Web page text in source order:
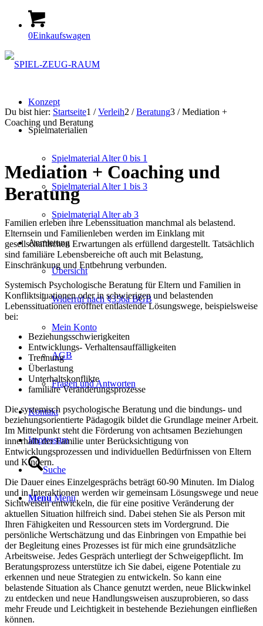
0Einkaufswagen
Konzept
Spielmaterialien
Spielmaterial Alter 0 bis 1
Spielmaterial Alter 1 bis 3
Spielmaterial Alter ab 3
Anmietung
Übersicht
Widerruf nach §356a BGB
Mein Konto
AGB
Fragen und Antworten
Kontakt
Impressum
Suche
Menü Menü
Du bist hier: Startseite1 / Verleih2 / Beratung3 / Mediation +
Coaching und Beratung
Mediation + Coaching und
Beratung
Familien erleben ihre Lebenssituation manchmal als belastend.
Elternsein und Familienleben werden im Einklang mit
gesellschaftlichen Erwartungen als erfüllend dargestellt. Tatsächlich
sind familiäre Lebensbereiche oft auch mit Belastung,
Einschränkung und Entbehrung verbunden.
Systemisch Psychologische Beratung für Eltern und Familien in
Konfliktsituationen oder in schwierigen und belastenden
Lebenssituationen eröffnet entlastende Lösungswege, beispielsweise
bei:
Beziehungsschwierigkeiten
Entwicklungs- Verhaltensauffälligkeiten
Trennung
Überlastung
Unterhaltskonflikte
familiäre Veränderungsprozesse
Die systemisch psychologische Beratung und die bindungs- und
beziehungsorientierte Pädagogik bildet die Grundlage meiner Arbeit.
Im Mittelpunkt steht die Förderung von achtsamen Beziehungen
innerhalb der Familie unter Berücksichtigung von
Entwicklungsprozessen und individuellen Bedürfnissen von Eltern
und Kindern.
Die Dauer eines Einzelgesprächs beträgt 60-90 Minuten. Im Dialog
und in Interaktionen werden wir gemeinsam Lösungswege und neue
Sichtweisen entwickeln, die für eine positive Veränderung der
aktuellen Situation hilfreich sind. Dabei stehen Sie als Person mit
Ihren Fähigkeiten und Ressourcen stets im Vordergrund. Die
persönliche Wertschätzung und das Einbringen von Empathie bei
der Begleitung eines Prozesses ist für mich eine grundsätzliche
Arbeitsweise. Jedes Gespräch unterliegt der Schweigepflicht. Im
Beratungsprozess unterstütze ich Sie dabei, eigene Potentiale zu
erkennen und neue Strategien zu entwickeln. So kann eine
belastende Situation als Chance genutzt werden, neue Blickwinkel
zu entdecken und neue Handlungsweisen auszuprobieren, so dass
mehr Freude und Leichtigkeit in bestehende Beziehungen einfließen
können.